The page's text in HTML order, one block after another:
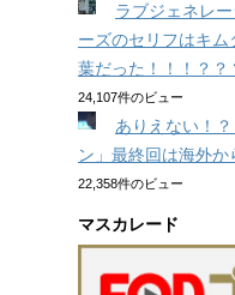
ラブジェネレ
ーズのセリフはキ
葉だった！！！？？
24,107件のビュー
ありえない！
ン」最終回は海外か
22,358件のビュー
マスカレード